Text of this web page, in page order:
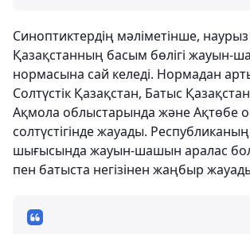
Синоптиктердің мәліметінше,
Қазақстанның басым бөлігі жауын-
нормасына сай келеді. Нормадан
Солтүстік Қазақстан, Батыс
Ақмола облыстарында және Ақтөбе
солтүстігінде жауады. Республиканың
шығысында жауын-шашын аралас
пен батыста негізінен жаңбыр